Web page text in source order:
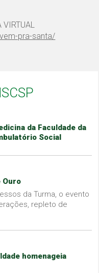
pra-santa/
da Faculdade da
Social
Ouro
da Turma, o evento
repleto de
homenageia